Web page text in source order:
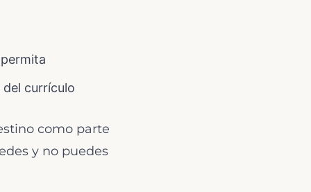
currículo
como parte
y no puedes